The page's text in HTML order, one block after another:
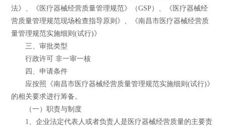
法》、《医疗器械经营质量管理规范》（GSP）、《医疗器械经
营质量管理规范现场检查指导原则》、《南昌市医疗器械经营质
量管理规范实施细则(试行)》
三、审批类型
行政许可 非一审一核
四、申请条件
应按照《南昌市医疗器械经营质量管理规范实施细则(试行)》
的相关要求进行筹备。
（一）职责与制度
1、企业法定代表人或者负责人是医疗器械经营质量的主要责